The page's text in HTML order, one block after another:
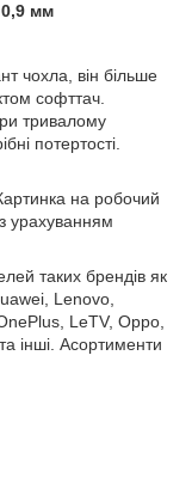
0,9 мм
чохла, він більше
софттач.
тривалому
потертості.
на робочий
урахуванням
таких брендів як
Lenovo,
LeTV, Oppo,
інші. Асортименти